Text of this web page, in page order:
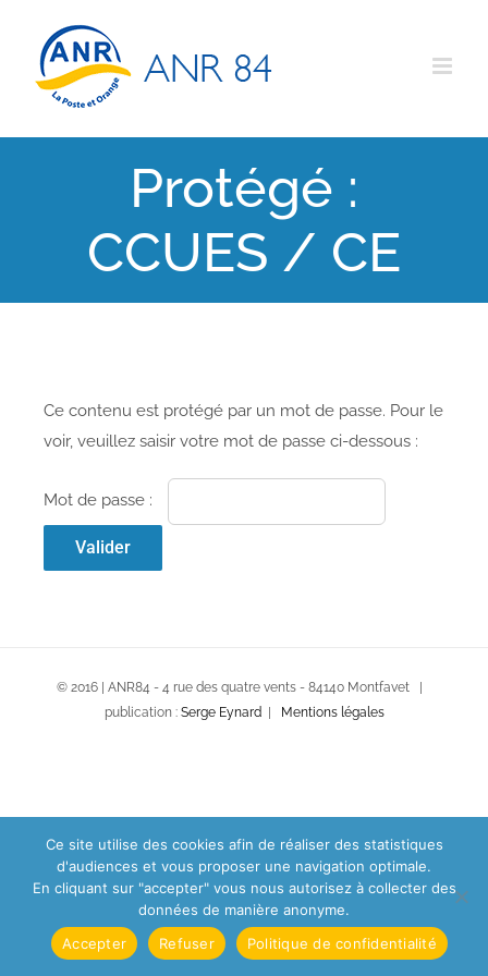
contenu
Protégé :
CCUES / CE
Ce contenu est protégé par un mot de passe. Pour le
voir, veuillez saisir votre mot de passe ci-dessous :
Mot de passe :
© 2016 | ANR84 - 4 rue des quatre vents - 84140 Montfavet |
publication : Serge Eynard| Mentions légales
Ce site utilise des cookies afin de réaliser des statistiques
d'audiences et vous proposer une navigation optimale.
En cliquant sur "accepter" vous nous autorisez à collecter des
données de manière anonyme.
Accepter
Refuser Politique de confidentialité